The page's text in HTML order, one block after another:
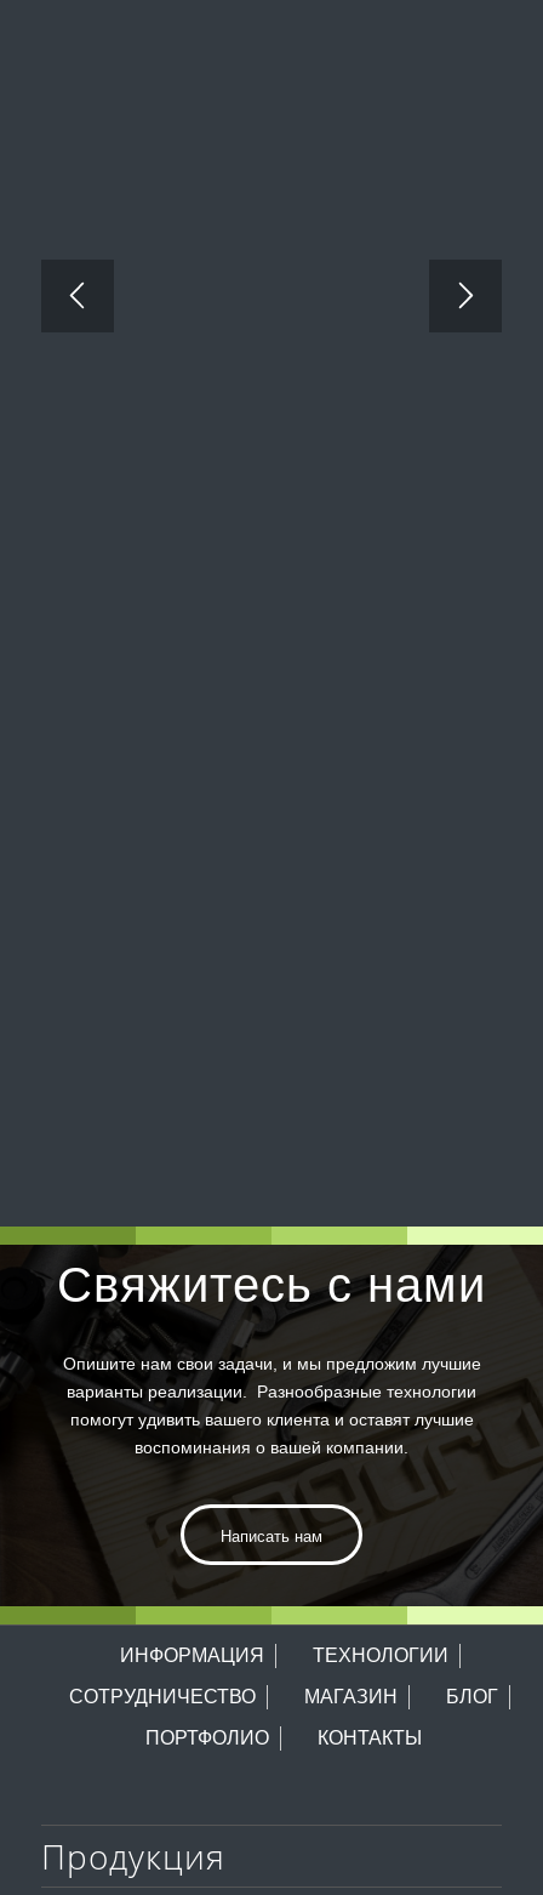
Свяжитесь с нами
Опишите нам свои задачи, и мы предложим лучшие
варианты реализации. Разнообразные технологии
помогут удивить вашего клиента и оставят лучшие
воспоминания о вашей компании.
Написать нам
ИНФОРМАЦИЯ
ТЕХНОЛОГИИ
СОТРУДНИЧЕСТВО
МАГАЗИН
БЛОГ
ПОРТФОЛИО
КОНТАКТЫ
Продукция